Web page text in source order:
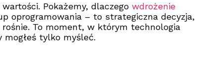
Pokażemy, dlaczego wdrożenie
oprogramowania – to strategiczna decyzja,
To moment, w którym technologia
tylko myśleć.